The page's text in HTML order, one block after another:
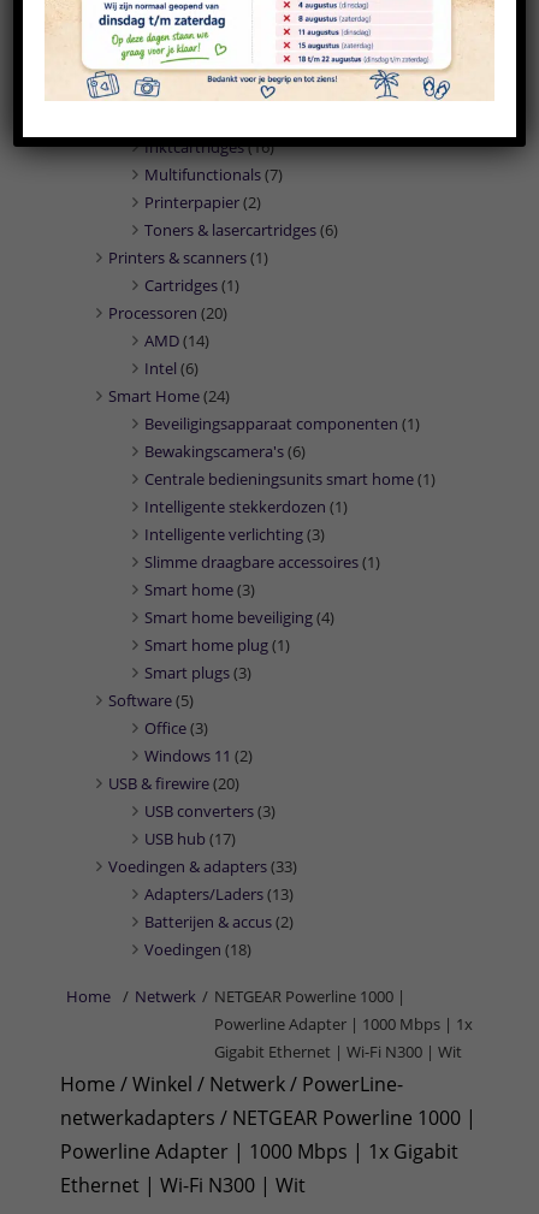
PC/workstation barebones(2)
PC's/workstations
(26)
Presentatie middelen(1)
Marketing
Inktcartridges(16)
Multifunctionals(7)
Printerpapier(2)
Toners & lasercartridges(6)
Printers & scanners(1)
Cartridges(1)
Processoren (20)
AMD(14)
Intel (6)
Smart Home(24)
Beveiligingsapparaat componenten (1)
Bewakingscamera's(6)
Centrale bedieningsunits smart home(1)
Intelligente stekkerdozen (1)
Intelligente verlichting(3)
Slimme draagbare accessoires(1)
Smart home(3)
Smart home beveiliging(4)
Smart home plug(1)
Smart plugs(3)
Software(5)
Office(3)
Windows 11 (2)
USB & firewire(20)
USB converters(3)
USB hub (17)
Voedingen & adapters(33)
Adapters/Laders(13)
Batterijen & accus(2)
Voedingen (18)
Home / Netwerk / NETGEAR Powerline 1000 |
Powerline Adapter | 1000 Mbps | 1x
Gigabit Ethernet | Wi-Fi N300 | Wit
Home /Winkel / Netwerk/ PowerLine-
netwerkadapters / NETGEAR Powerline 1000 |
Powerline Adapter | 1000 Mbps | 1x Gigabit
Ethernet | Wi-Fi N300 | Wit